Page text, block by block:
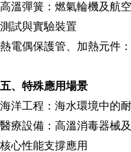
高溫彈簧：燃氣輪機及航
測試與實驗裝置
熱電偶保護管、加熱元件
五、特殊應用場景
海洋工程：海水環境中的
醫療設備：高溫消毒器械
核心性能支撐應用